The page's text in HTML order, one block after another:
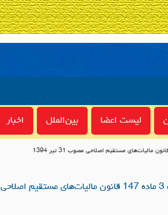
لیست اعضا بین‌الملل اخبار